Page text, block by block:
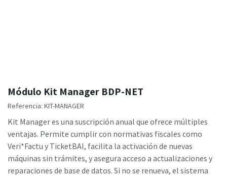
Módulo Kit Manager BDP-NET
Referencia: KIT-MANAGER
Kit Manager es una suscripción anual que ofrece múltiples
ventajas. Permite cumplir con normativas fiscales como
Veri*Factu y TicketBAI, facilita la activación de nuevas
máquinas sin trámites, y asegura acceso a actualizaciones y
reparaciones de base de datos. Si no se renueva, el sistema